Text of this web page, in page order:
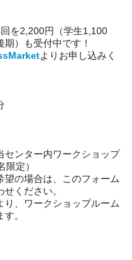
を2,200円（学生1,100
）も受付中です！
よりお申し込みく
ンター内ワークショップ
定）
の場合は、このフォーム
ください。
、ワークショップルーム
。